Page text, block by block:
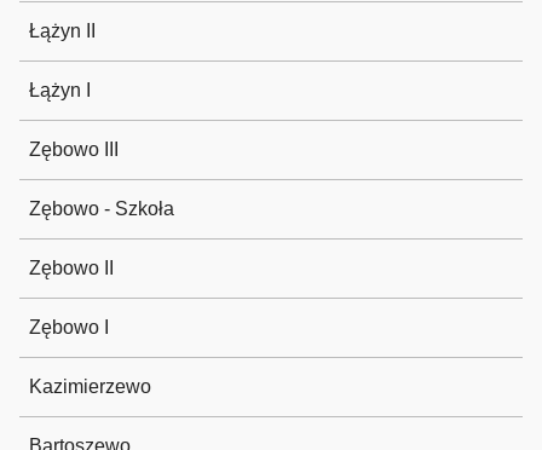
Łążyn II
Łążyn I
Zębowo III
Zębowo - Szkoła
Zębowo II
Zębowo I
Kazimierzewo
Bartoszewo